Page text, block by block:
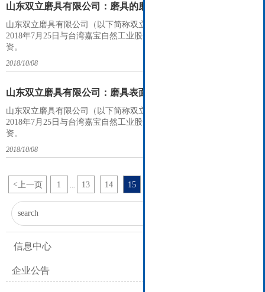
山东双立磨具有限公司：磨具的磨粒简单介绍
山东双立磨具有限公司（以下简称双立磨具）成立于2014年6月，并于
2018年7月25日与台湾嘉宝自然工业股份有限公司总裁许芳荣先生合
资。
2018/10/08
山东双立磨具有限公司：磨具表面抛光方法
山东双立磨具有限公司（以下简称双立磨具）成立于2014年6月，并于
2018年7月25日与台湾嘉宝自然工业股份有限公司总裁许芳荣先生合
资。
2018/10/08
< 上一页 1 13 14 15
信息中心
企业公告